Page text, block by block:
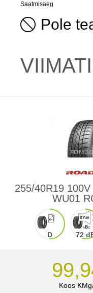
Saatmisaeg
Pole
255/40R19
WU01
D 72
Koos